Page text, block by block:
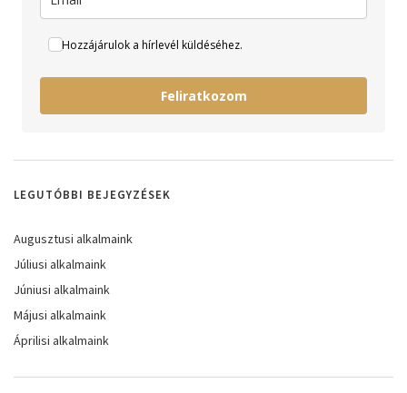
Hozzájárulok a hírlevél küldéséhez.
Feliratkozom
LEGUTÓBBI BEJEGYZÉSEK
Augusztusi alkalmaink
Júliusi alkalmaink
Júniusi alkalmaink
Májusi alkalmaink
Áprilisi alkalmaink